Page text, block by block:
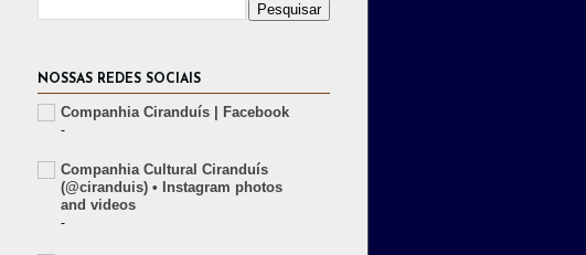
NOSSAS REDES SOCIAIS
Companhia Ciranduís | Facebook
-
Companhia Cultural Ciranduís
(@ciranduis) • Instagram photos
and videos
-